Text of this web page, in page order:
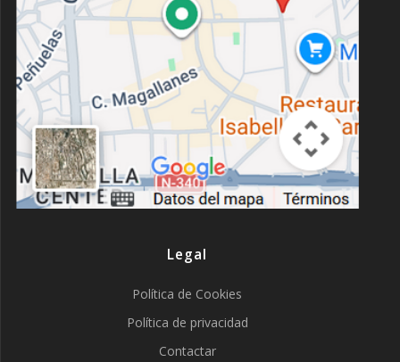
Legal
Política de Cookies
Política de privacidad
Contactar